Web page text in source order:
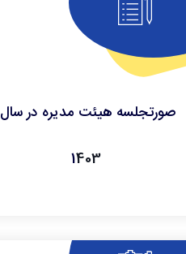
صورتجلسه هیئت مدیره در سال
403